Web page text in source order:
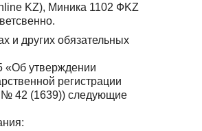
KZ), Миника 1102 ФKZ
и других обязательных
«Об утверждении
регистрации
№ 42 (1639)) следующие